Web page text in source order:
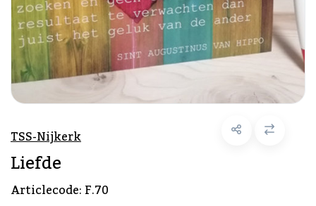
TSS-Nijkerk
Liefde
Articlecode:F.70